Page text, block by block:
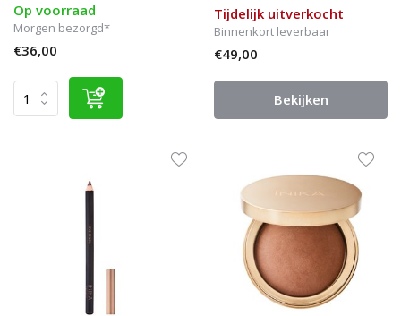
Op voorraad
Morgen bezorgd*
€36,00
Tijdelijk uitverkocht
Binnenkort leverbaar
€49,00
Bekijken